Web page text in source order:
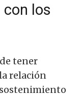
los
tener
relación